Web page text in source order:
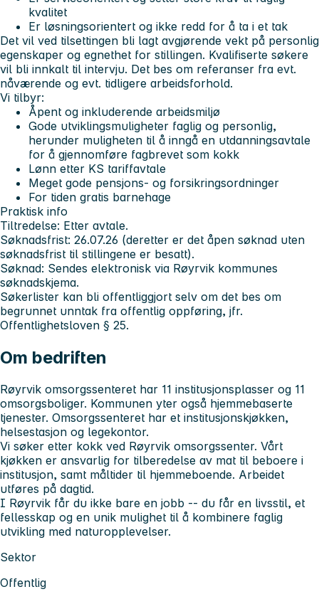
kvalitet
Er løsningsorientert og ikke redd for å ta i et tak
Det vil ved tilsettingen bli lagt avgjørende vekt på personlig
egenskaper og egnethet for stillingen. Kvalifiserte søkere
vil bli innkalt til intervju. Det bes om referanser fra evt.
nåværende og evt. tidligere arbeidsforhold.
Vi tilbyr:
Åpent og inkluderende arbeidsmiljø
Gode utviklingsmuligheter faglig og personlig,
herunder muligheten til å inngå en utdanningsavtale
for å gjennomføre fagbrevet som kokk
Lønn etter KS tariffavtale
Meget gode pensjons- og forsikringsordninger
For tiden gratis barnehage
Praktisk info
Tiltredelse: Etter avtale.
Søknadsfrist: 26.07.26 (deretter er det åpen søknad uten
søknadsfrist til stillingene er besatt).
Søknad: Sendes elektronisk via Røyrvik kommunes
søknadskjema.
Søkerlister kan bli offentliggjort selv om det bes om
begrunnet unntak fra offentlig oppføring, jfr.
Offentlighetsloven § 25.
Om bedriften
Røyrvik omsorgssenteret har 11 institusjonsplasser og 11
omsorgsboliger. Kommunen yter også hjemmebaserte
tjenester. Omsorgssenteret har et institusjonskjøkken,
helsestasjon og legekontor.
Vi søker etter kokk ved Røyrvik omsorgssenter. Vårt
kjøkken er ansvarlig for tilberedelse av mat til beboere i
institusjon, samt måltider til hjemmeboende. Arbeidet
utføres på dagtid.
I Røyrvik får du ikke bare en jobb -- du får en livsstil, et
fellesskap og en unik mulighet til å kombinere faglig
utvikling med naturopplevelser.
Sektor
Offentlig